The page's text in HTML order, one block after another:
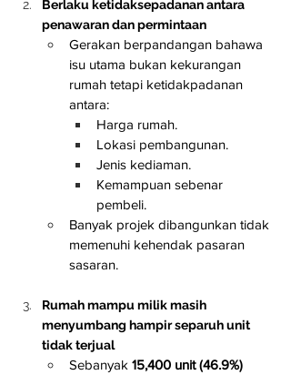
Berlaku ketidaksepadanan antara
penawaran dan permintaan
Gerakan berpandangan bahawa
isu utama bukan kekurangan
rumah tetapi ketidakpadanan
antara:
Harga rumah.
Lokasi pembangunan.
Jenis kediaman.
Kemampuan sebenar
pembeli.
Banyak projek dibangunkan tidak
memenuhi kehendak pasaran
sasaran.
Rumah mampu milik masih
menyumbang hampir separuh unit
tidak terjual
Sebanyak 15,400 unit (46.9%)